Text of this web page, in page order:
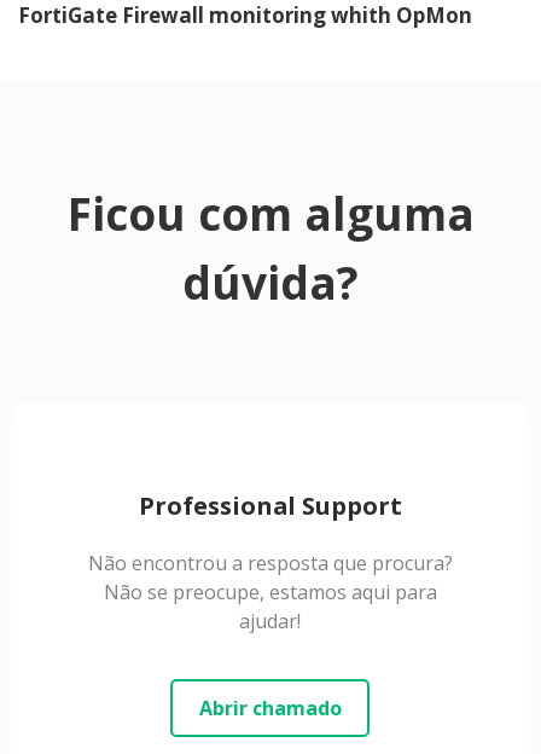
FortiGate Firewall monitoring whith OpMon
Ficou com alguma
dúvida?
Professional Support
Não encontrou a resposta que procura?
Não se preocupe, estamos aqui para
ajudar!
Abrir chamado